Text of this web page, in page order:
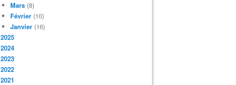
Mars (8)
Février (10)
Janvier (16)
2025
2024
2023
2022
2021